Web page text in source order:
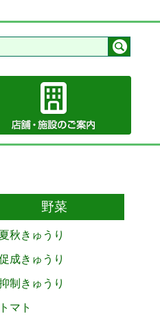
野菜
夏秋きゅうり
成きゅうり
制きゅうり
トマト